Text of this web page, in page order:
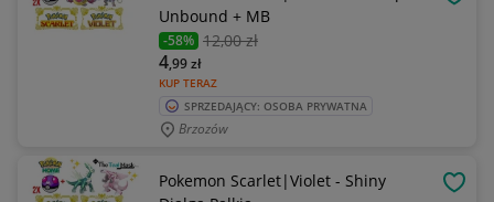
Unbound + MB
-58% 12,00 zł
KUP TERAZ
4,99zł
SPRZEDAJĄCY: OSOBA PRYWATNA
Brzozów
Pokemon Scarlet|Violet - Shiny